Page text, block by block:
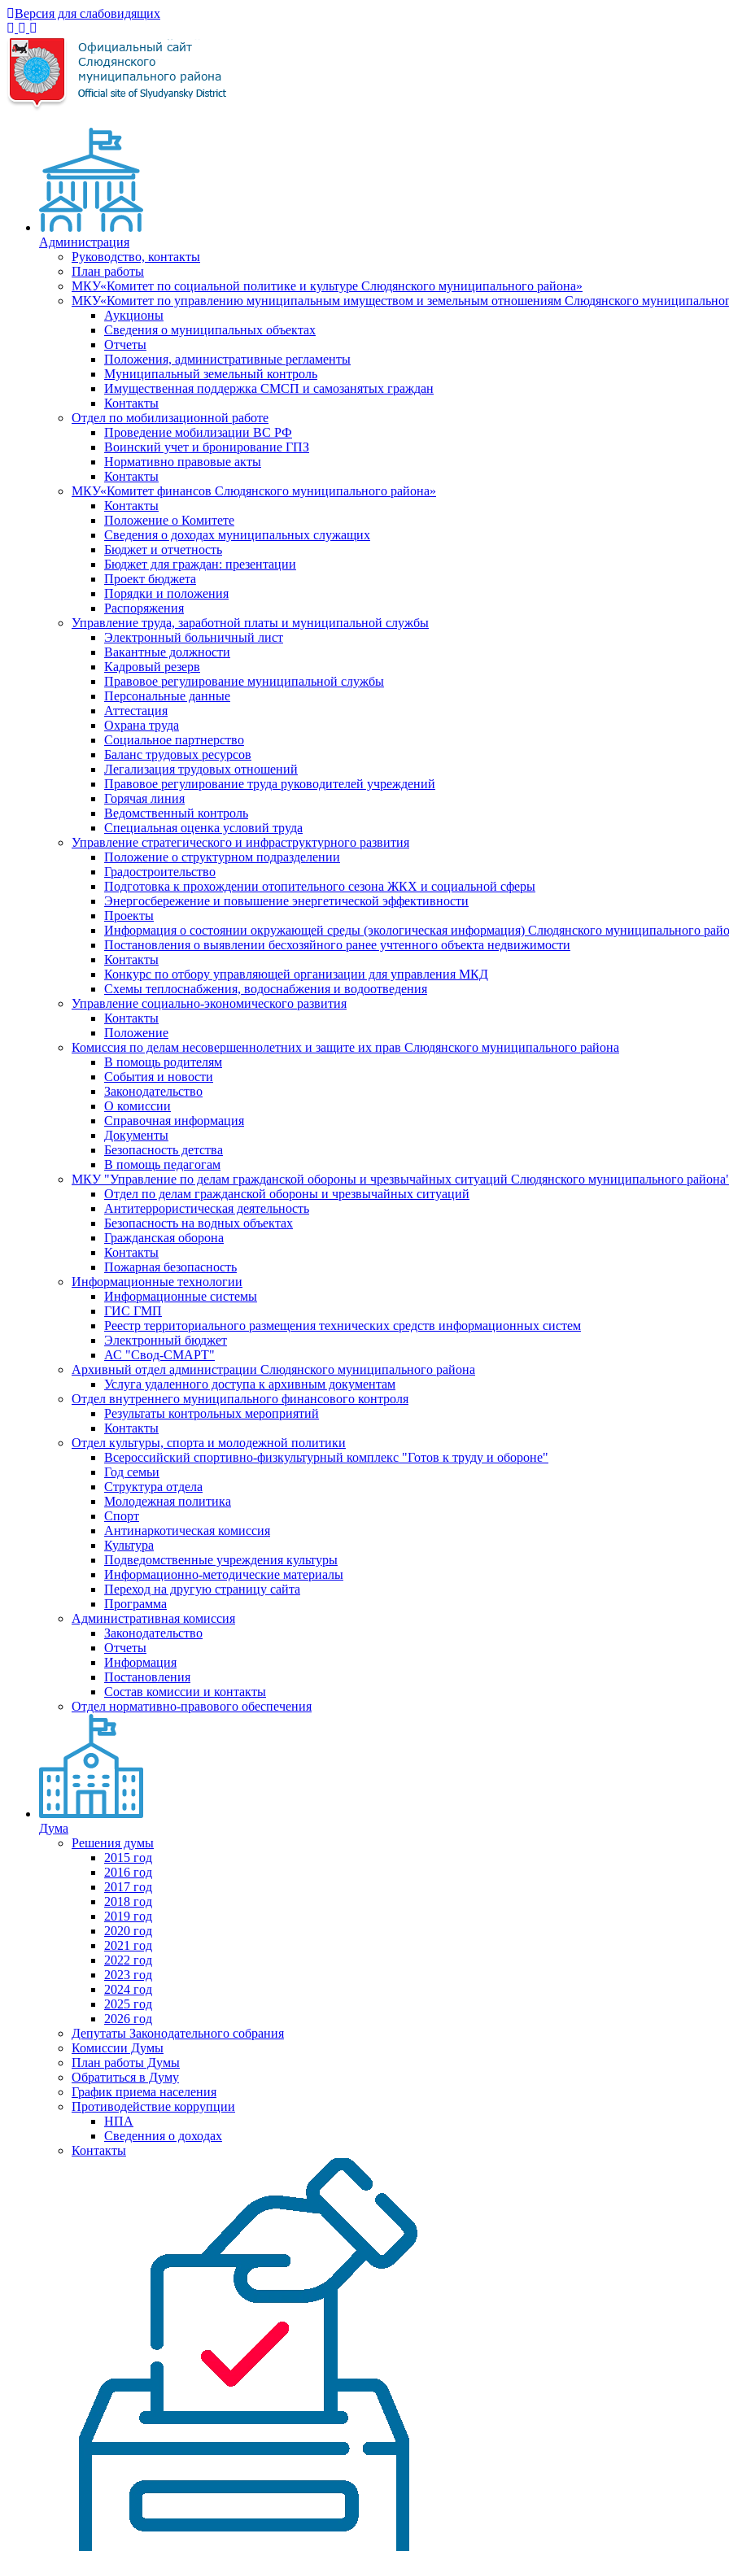
Версия для слабовидящих
Администрация
Руководство, контакты
План работы
МКУ«Комитет по социальной политике и культуре Слюдянского муниципального района»
МКУ«Комитет по управлению муниципальным имуществом и земельным отношениям Слюдянского
Аукционы
Сведения о муниципальных объектах
Отчеты
Положения, административные регламенты
Муниципальный земельный контроль
Имущественная поддержка СМСП и самозанятых граждан
Контакты
Отдел по мобилизационной работе
Проведение мобилизации ВС РФ
Воинский учет и бронирование ГПЗ
Нормативно правовые акты
Контакты
МКУ«Комитет финансов Слюдянского муниципального района»
Контакты
Положение о Комитете
Сведения о доходах муниципальных служащих
Бюджет и отчетность
Бюджет для граждан: презентации
Проект бюджета
Порядки и положения
Распоряжения
Управление труда, заработной платы и муниципальной службы
Электронный больничный лист
Вакантные должности
Кадровый резерв
Правовое регулирование муниципальной службы
Персональные данные
Аттестация
Охрана труда
Социальное партнерство
Баланс трудовых ресурсов
Легализация трудовых отношений
Правовое регулирование труда руководителей учреждений
Горячая линия
Ведомственный контроль
Специальная оценка условий труда
Управление стратегического и инфраструктурного развития
Положение о структурном подразделении
Градостроительство
Подготовка к прохождении отопительного сезона ЖКХ и социальной сферы
Энергосбережение и повышение энергетической эффективности
Проекты
Информация о состоянии окружающей среды (экологическая информация) Слюдянского муниципального
Постановления о выявлении бесхозяйного ранее учтенного объекта недвижимости
Контакты
Конкурс по отбору управляющей организации для управления МКД
Схемы теплоснабжения, водоснабжения и водоотведения
Управление социально-экономического развития
Контакты
Положение
Комиссия по делам несовершеннолетних и защите их прав Слюдянского муниципального района
В помощь родителям
События и новости
Законодательство
О комиссии
Справочная информация
Документы
Безопасность детства
В помощь педагогам
МКУ "Управление по делам гражданской обороны и чрезвычайных ситуаций Слюдянского муниципального
Отдел по делам гражданской обороны и чрезвычайных ситуаций
Антитеррористическая деятельность
Безопасность на водных объектах
Гражданская оборона
Контакты
Пожарная безопасность
Информационные технологии
Информационные системы
ГИС ГМП
Реестр территориального размещения технических средств информационных систем
Электронный бюджет
АС "Свод-СМАРТ"
Архивный отдел администрации Слюдянского муниципального района
Услуга удаленного доступа к архивным документам
Отдел внутреннего муниципального финансового контроля
Результаты контрольных мероприятий
Контакты
Отдел культуры, спорта и молодежной политики
Всероссийский спортивно-физкультурный комплекс "Готов к труду и обороне"
Год семьи
Структура отдела
Молодежная политика
Спорт
Антинаркотическая комиссия
Культура
Подведомственные учреждения культуры
Информационно-методические материалы
Переход на другую страницу сайта
Программа
Административная комиссия
Законодательство
Отчеты
Информация
Постановления
Состав комиссии и контакты
Отдел нормативно-правового обеспечения
Дума
Решения думы
2015 год
2016 год
2017 год
2018 год
2019 год
2020 год
2021 год
2022 год
2023 год
2024 год
2025 год
2026 год
Депутаты Законодательного собрания
Комиссии Думы
План работы Думы
Обратиться в Думу
График приема населения
Противодействие коррупции
НПА
Сведенния о доходах
Контакты